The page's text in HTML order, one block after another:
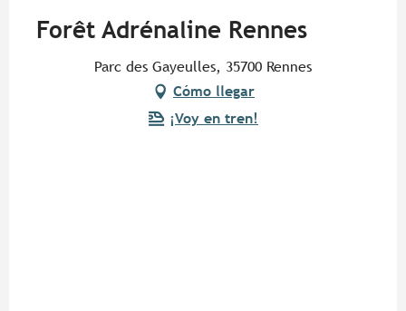
Forêt Adrénaline Rennes
Parc des Gayeulles, 35700 Rennes
Cómo llegar
¡Voy en tren!